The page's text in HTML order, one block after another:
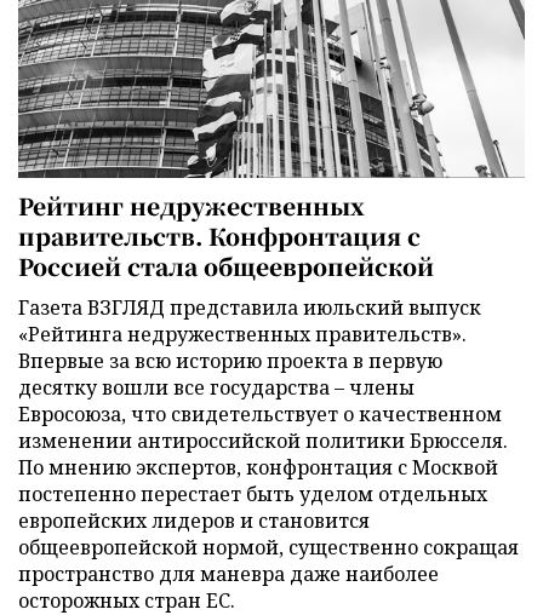
Рейтинг недружественных
правительств. Конфронтация с
Россией стала общеевропейской
Газета ВЗГЛЯД представила июльский выпуск
«Рейтинга недружественных правительств».
Впервые за всю историю проекта в первую
десятку вошли все государства – члены
Евросоюза, что свидетельствует о качественном
изменении антироссийской политики Брюсселя.
По мнению экспертов, конфронтация с Москвой
постепенно перестает быть уделом отдельных
европейских лидеров и становится
общеевропейской нормой, существенно сокращая
пространство для маневра даже наиболее
осторожных стран ЕС.